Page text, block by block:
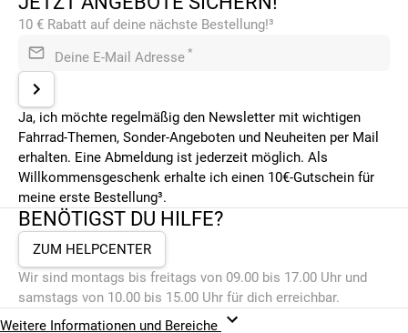
10 € Rabatt auf deine nächste Bestellung!³
Deine E-Mail Adresse *
Ja, ich möchte regelmäßig den Newsletter mit wichtigen
Fahrrad-Themen, Sonder-Angeboten und Neuheiten per Mail
erhalten. Eine Abmeldung ist jederzeit möglich. Als
Willkommensgeschenk erhalte ich einen 10€-Gutschein für
meine erste Bestellung³.
BENÖTIGST DU HILFE?
ZUM HELPCENTER
Wir sind montags bis freitags von 09.00 bis 17.00 Uhr und
samstags von 10.00 bis 15.00 Uhr für dich erreichbar.
Weitere Informationen und Bereiche